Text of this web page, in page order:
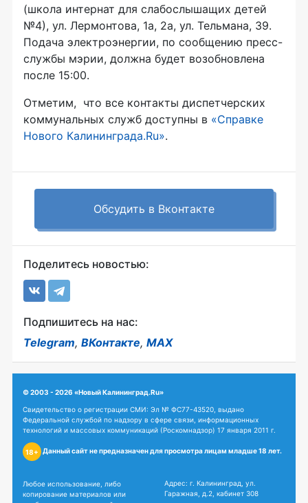
(школа интернат для слабослышащих детей
№4), ул. Лермонтова, 1а, 2а, ул. Тельмана, 39.
Подача электроэнергии, по сообщению пресс-
службы мэрии, должна будет возобновлена
после 15:00.
Отметим, что все контакты диспетчерских
коммунальных служб доступны в «Справке
Нового Калининграда.Ru».
Обсудить в Вконтакте
Поделитесь новостью:
Подпишитесь на нас:
Telegram, ВКонтакте, MAX
© 2003 - 2026 «Новый Калининград.Ru»
Свидетельство о регистрации СМИ: Эл № ФС77-43520, выдано
Федеральной службой по надзору в сфере связи, информационных
технологий и массовых коммуникаций (Роскомнадзор) 17 января 2011 г.
18+ Данный сайт не предназначен для просмотра лицам младше 18 лет.
Любое использование, либо
копирование материалов или
Адрес: г. Калининград, ул.
Гаражная, д.2, кабинет 308